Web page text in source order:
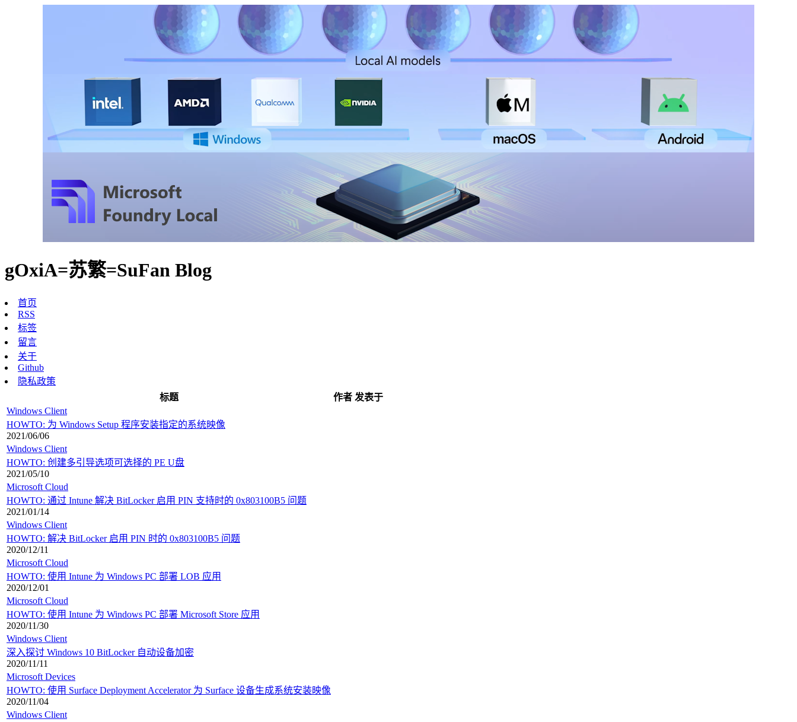
gOxiA=苏繁=SuFan Blog
首页
RSS
标签
留言
关于
Github
隐私政策
标题
作者 发表于
Windows Client
HOWTO: 为 Windows Setup 程序安装指定的系统映像
2021/06/06
Windows Client
HOWTO: 创建多引导选项可选择的 PE U盘
2021/05/10
Microsoft Cloud
HOWTO: 通过 Intune 解决 BitLocker 启用 PIN 支持时的 0x803100B5 问题
2021/01/14
Windows Client
HOWTO: 解决 BitLocker 启用 PIN 时的 0x803100B5 问题
2020/12/11
Microsoft Cloud
HOWTO: 使用 Intune 为 Windows PC 部署 LOB 应用
2020/12/01
Microsoft Cloud
HOWTO: 使用 Intune 为 Windows PC 部署 Microsoft Store 应用
2020/11/30
Windows Client
深入探讨 Windows 10 BitLocker 自动设备加密
2020/11/11
Microsoft Devices
HOWTO: 使用 Surface Deployment Accelerator 为 Surface 设备生成系统安装映像
2020/11/04
Windows Client